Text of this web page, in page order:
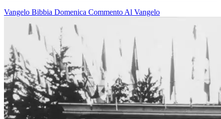
Vangelo Bibbia Domenica Commento Al Vangelo